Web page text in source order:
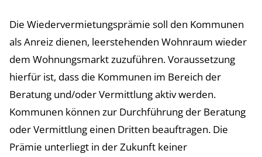
Die Wiedervermietungsprämie soll den Kommunen
als Anreiz dienen, leerstehenden Wohnraum wieder
dem Wohnungsmarkt zuzuführen. Voraussetzung
hierfür ist, dass die Kommunen im Bereich der
Beratung und/oder Vermittlung aktiv werden.
Kommunen können zur Durchführung der Beratung
oder Vermittlung einen Dritten beauftragen. Die
Prämie unterliegt in der Zukunft keiner